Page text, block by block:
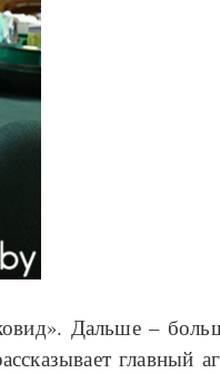
Дальше –
главный